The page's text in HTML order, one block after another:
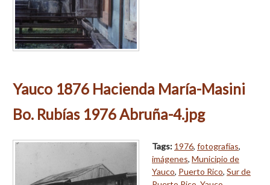
Yauco 1876 Hacienda María-Masini
Bo. Rubías 1976 Abruña-4.jpg
Tags: 1976, fotografías,
imágenes, Municipio de
Yauco, Puerto Rico, Sur de